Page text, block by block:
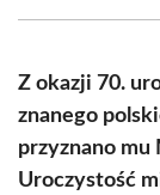
(Twitter)
Z okazji 70.
znanego
przyznano mu
Uroczystość